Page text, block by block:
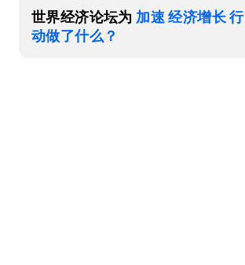
世界经济论坛为 加速 经济增长 行
动做了什么？